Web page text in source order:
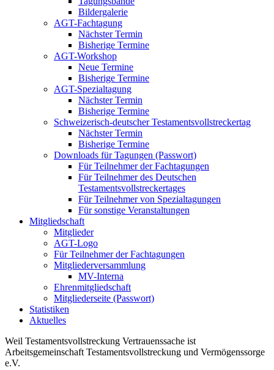
Bildergalerie
AGT-Fachtagung
Nächster Termin
Bisherige Termine
AGT-Workshop
Neue Termine
Bisherige Termine
AGT-Spezialtagung
Nächster Termin
Bisherige Termine
Schweizerisch-deutscher Testamentsvollstreckertag
Nächster Termin
Bisherige Termine
Downloads für Tagungen (Passwort)
Für Teilnehmer der Fachtagungen
Für Teilnehmer des Deutschen
Testamentsvollstreckertages
Für Teilnehmer von Spezialtagungen
Für sonstige Veranstaltungen
Mitgliedschaft
Mitglieder
AGT-Logo
Für Teilnehmer der Fachtagungen
Mitgliederversammlung
MV-Interna
Ehrenmitgliedschaft
Mitgliederseite (Passwort)
Statistiken
Aktuelles
Weil Testamentsvollstreckung Vertrauenssache ist
Arbeitsgemeinschaft Testamentsvollstreckung und Vermögenssorge
e.V.